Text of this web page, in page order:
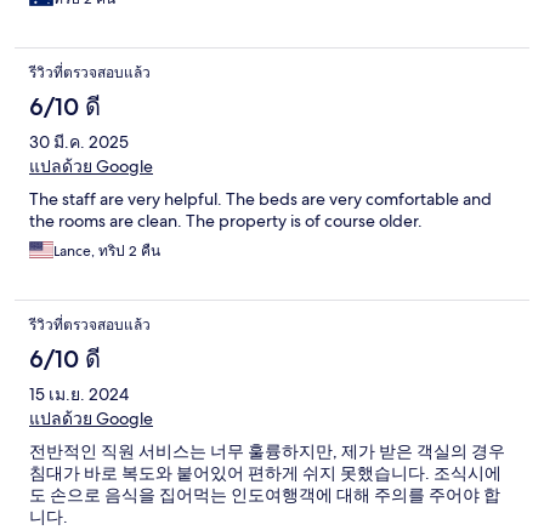
รีวิวที่ตรวจสอบแล้ว
6/10 ดี
30 มี.ค. 2025
แปลด้วย Google
The staff are very helpful. The beds are very comfortable and
the rooms are clean. The property is of course older.
Lance, ทริป 2 คืน
รีวิวที่ตรวจสอบแล้ว
6/10 ดี
15 เม.ย. 2024
แปลด้วย Google
전반적인 직원 서비스는 너무 훌륭하지만, 제가 받은 객실의 경우
침대가 바로 복도와 붙어있어 편하게 쉬지 못했습니다. 조식시에
도 손으로 음식을 집어먹는 인도여행객에 대해 주의를 주어야 합
니다.